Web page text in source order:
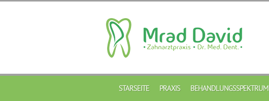
STARSEITE PRAXIS BEHANDLUNGSSPEKTRUM